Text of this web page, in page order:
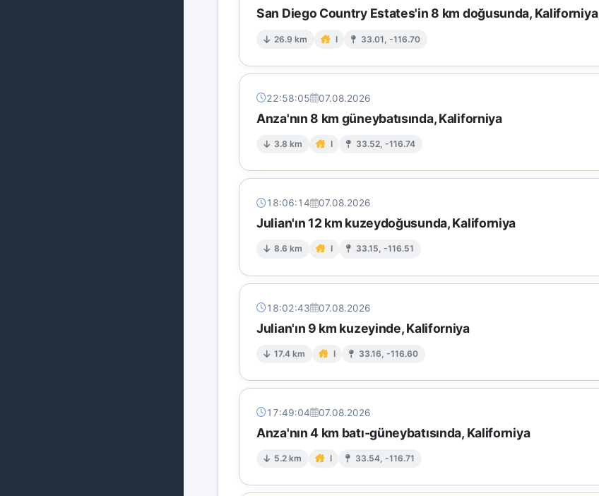
San Diego Country Estates'in 8 km doğusunda, Kaliforniya
26.9 km I 33.01, -116.70
22:58:05 07.08.2026
Anza'nın 8 km güneybatısında, Kaliforniya
3.8 km I 33.52, -116.74
18:06:14 07.08.2026
Julian'ın 12 km kuzeydoğusunda, Kaliforniya
8.6 km I 33.15, -116.51
18:02:43 07.08.2026
Julian'ın 9 km kuzeyinde, Kaliforniya
17.4 km I 33.16, -116.60
17:49:04 07.08.2026
Anza'nın 4 km batı-güneybatısında, Kaliforniya
5.2 km I 33.54, -116.71